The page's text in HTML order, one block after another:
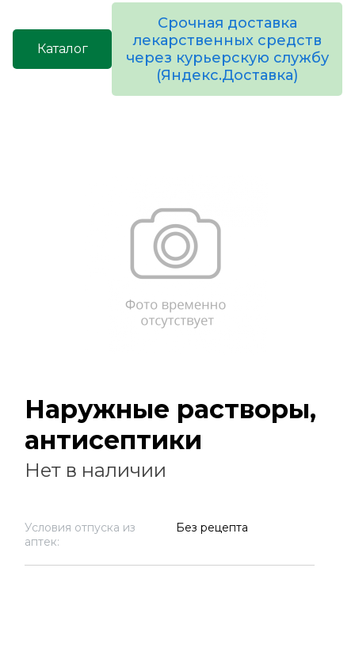
Каталог
Срочная доставка
лекарственных средств
через курьерскую службу
(Яндекс.Доставка)
Наружные растворы,
антисептики
Нет в наличии
Условия отпуска из
аптек:
Без рецепта